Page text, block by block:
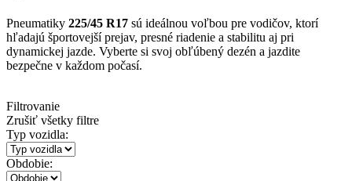
Pneumatiky 225/45 R17 sú ideálnou voľbou pre vodičov, ktorí
hľadajú športovejší prejav, presné riadenie a stabilitu aj pri
dynamickej jazde. Vyberte si svoj obľúbený dezén a jazdite
bezpečne v každom počasí.
Filtrovanie
Zrušiť všetky filtre
Typ vozidla:
Obdobie: